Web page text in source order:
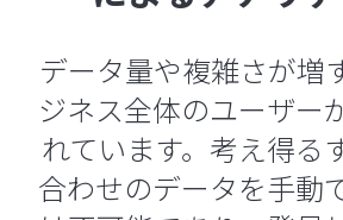
データ量や複雑さが増
ジネス全体のユーザー
れています。考え得る
合わせのデータを手動